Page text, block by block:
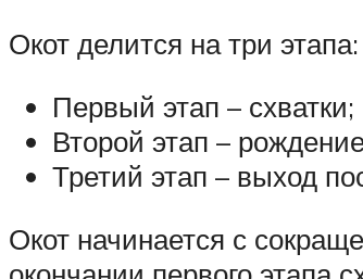
Окот делится на три этапа:
Первый этап – схватки;
Второй этап –
Третий этап – выход
Окот начинается с